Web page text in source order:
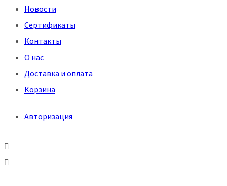
Новости
Сертификаты
Контакты
О нас
Доставка и оплата
Корзина
Авторизация
Меню